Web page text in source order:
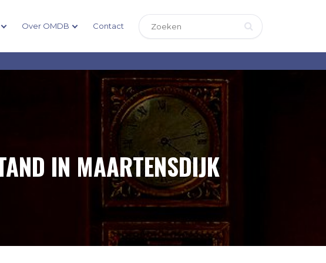
Over OMDB Contact
IN MAARTENSDIJK